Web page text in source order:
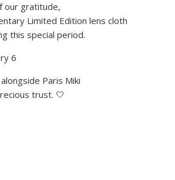
our gratitude,
Limited Edition lens cloth
this special period.
6
Paris Miki
trust. 🤍